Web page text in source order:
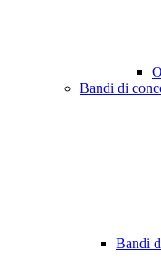
Bandi di
Bandi